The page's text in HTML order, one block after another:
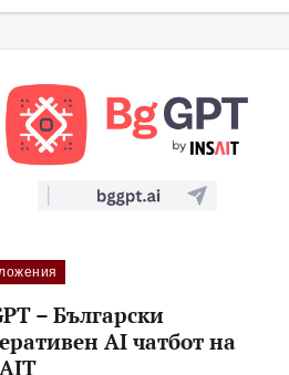
– Български
AI чатбот на